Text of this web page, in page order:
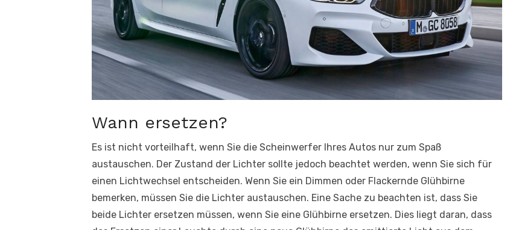
Wann ersetzen?
Es ist nicht vorteilhaft, wenn Sie die Scheinwerfer Ihres Autos nur zum Spaß
austauschen. Der Zustand der Lichter sollte jedoch beachtet werden, wenn Sie sich für
einen Lichtwechsel entscheiden. Wenn Sie ein Dimmen oder Flackernde Glühbirne
bemerken, müssen Sie die Lichter austauschen. Eine Sache zu beachten ist, dass Sie
beide Lichter ersetzen müssen, wenn Sie eine Glühbirne ersetzen. Dies liegt daran, dass